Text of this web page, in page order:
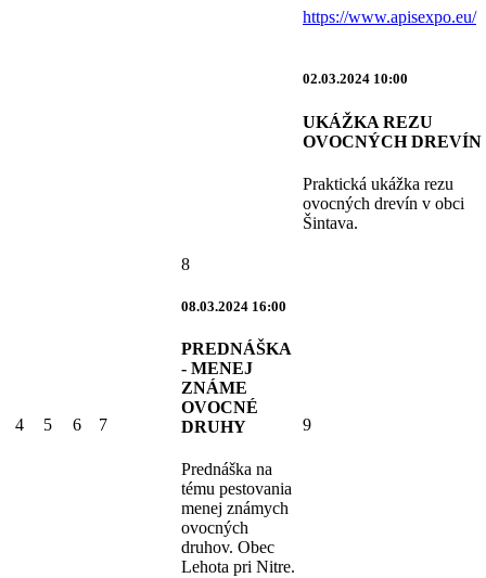
https://www.apisexpo.eu/
02.03.2024 10:00
UKÁŽKA REZU
OVOCNÝCH DREVÍN
Praktická ukážka rezu
ovocných drevín v obci
Šintava.
4 5 6 7
8
08.03.2024 16:00
PREDNÁŠKA
- MENEJ
ZNÁME
OVOCNÉ
DRUHY
Prednáška na
tému pestovania
menej známych
ovocných
druhov. Obec
Lehota pri Nitre.
9